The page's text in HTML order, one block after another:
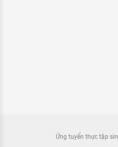
Ứng tuyển thực tập